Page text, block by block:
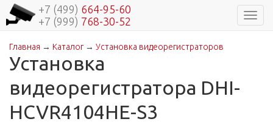
+7 (499) 664-95-60
+7 (999) 768-30-52
Вы здесь
Главная → Каталог→ Установка видеорегистраторов
Установка
видеорегистратора DHI-
HCVR4104HE-S3